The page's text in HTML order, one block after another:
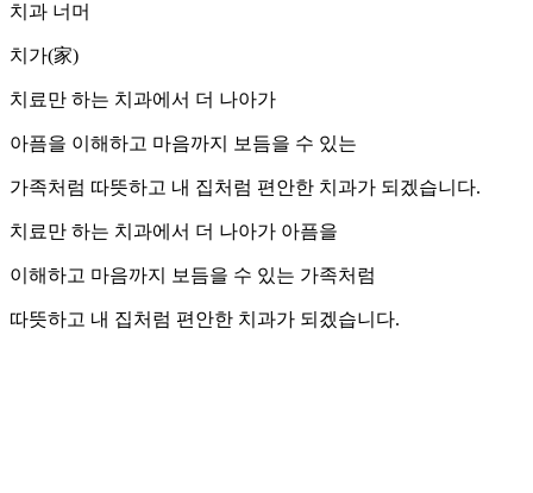
치과 너머
치가(家)
치료만 하는 치과에서 더 나아가
아픔을 이해하고 마음까지 보듬을 수 있는
가족처럼 따뜻하고 내 집처럼 편안한 치과가 되겠습니다.
치료만 하는 치과에서 더 나아가 아픔을
이해하고 마음까지 보듬을 수 있는 가족처럼
따뜻하고 내 집처럼 편안한 치과가 되겠습니다.